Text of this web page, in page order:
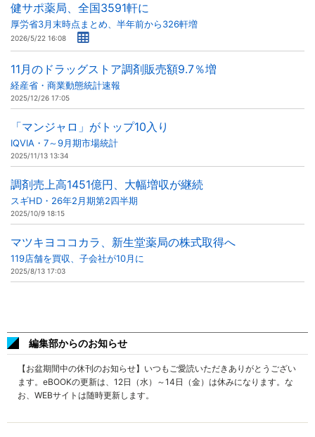
健サポ薬局、全国3591軒に
厚労省3月末時点まとめ、半年前から326軒増
2026/5/22 16:08
11月のドラッグストア調剤販売額9.7％増
経産省・商業動態統計速報
2025/12/26 17:05
「マンジャロ」がトップ10入り
IQVIA・7～9月期市場統計
2025/11/13 13:34
調剤売上高1451億円、大幅増収が継続
スギHD・26年2月期第2四半期
2025/10/9 18:15
マツキヨココカラ、新生堂薬局の株式取得へ
119店舗を買収、子会社が10月に
2025/8/13 17:03
編集部からのお知らせ
【お盆期間中の休刊のお知らせ】いつもご愛読いただきありがとうござい
ます。eBOOKの更新は、12日（水）～14日（金）は休みになります。な
お、WEBサイトは随時更新します。